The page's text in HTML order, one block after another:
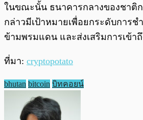
ในขณะนั้น ธนาคารกลางของชาติก
กล่าวมีเป้าหมายเพื่อยกระดับการช
ข้ามพรมแดน และส่งเสริมการเข้า
ที่มา: cryptopotato
bhutan bitcoin บิทคอยน์